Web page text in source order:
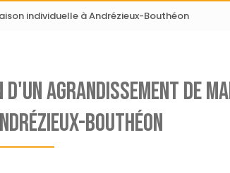
individuelle à Andrézieux-Bouthéon
d'un agrandissement de
Bouthéon